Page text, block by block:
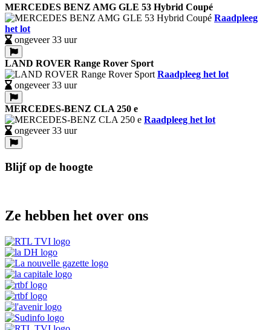
MERCEDES BENZ AMG GLE 53 Hybrid Coupé
Raadpleeg
het lot
ongeveer 33 uur
LAND ROVER Range Rover Sport
Raadpleeg het lot
ongeveer 33 uur
MERCEDES-BENZ CLA 250 e
Raadpleeg het lot
ongeveer 33 uur
Blijf op de hoogte
Ze hebben het over ons